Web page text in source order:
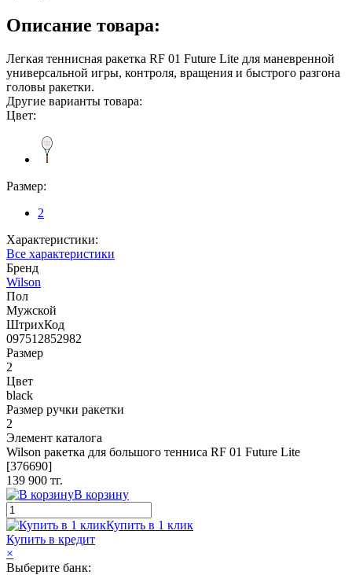
Описание товара:
Легкая теннисная ракетка RF 01 Future Lite для маневренной
универсальной игры, контроля, вращения и быстрого разгона
головы ракетки.
Другие варианты товара:
Цвет:
Размер:
2
Характеристики:
Все характеристики
Бренд
Wilson
Пол
Мужской
ШтрихКод
097512852982
Размер
2
Цвет
black
Размер ручки ракетки
2
Элемент каталога
Wilson ракетка для большого тенниса RF 01 Future Lite
[376690]
139 900 тг.
В корзину
Купить в 1 клик
Купить в кредит
×
Выберите банк: